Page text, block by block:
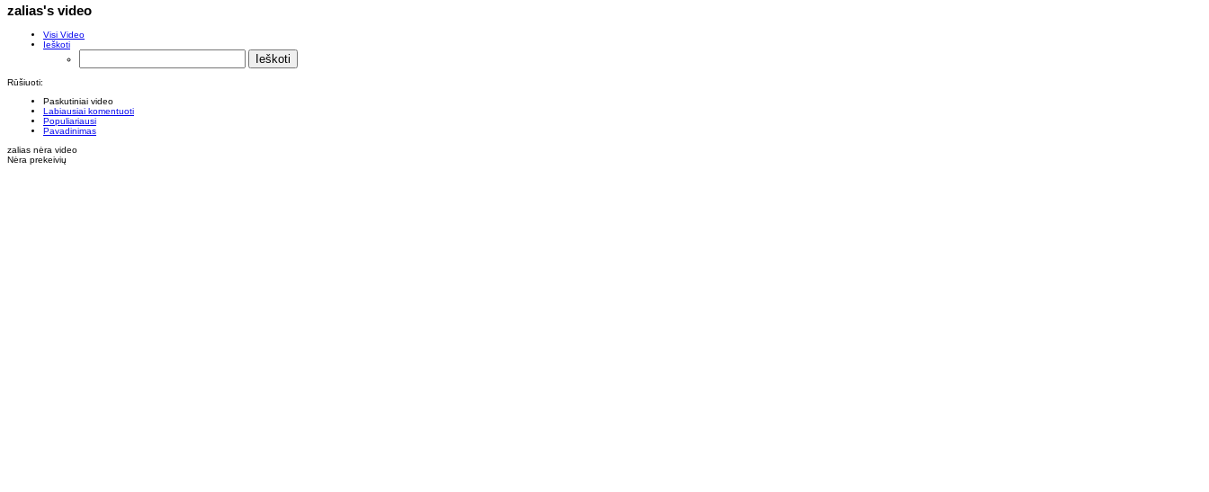
zalias's video
Visi Video
Ieškoti
Rūšiuoti:
Paskutiniai video
Labiausiai komentuoti
Populiariausi
Pavadinimas
zalias nėra video
Nėra prekeivių